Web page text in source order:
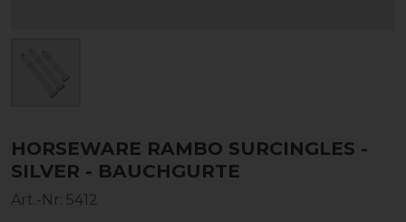
HORSEWARE RAMBO SURCINGLES -
SILVER - BAUCHGURTE
Art.-Nr: 5412